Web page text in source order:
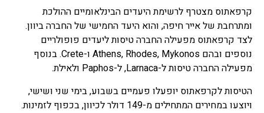
קרפאתוס מצטרף לרשימת היעדים הבינלאומיים ההולכת
ומתרחבת של אייר חיפה, והוא היעד החמישי של החברה ביוון.
לצד קרפאתוס מפעילה החברה טיסות ליעדים פופולריים
נוספים ובהם Athens, Rhodes, Mykonos ו-Crete. בנוסף
מפעילה החברה טיסות ל-Larnaca, ל-Paphos ולאילת.
הטיסות לקרפאתוס יופעלו פעמיים בשבוע, בימי שני ושישי,
ויוצעו במחירים המתחילים מ-149 דולר לכיוון, בכפוף לזמינות.